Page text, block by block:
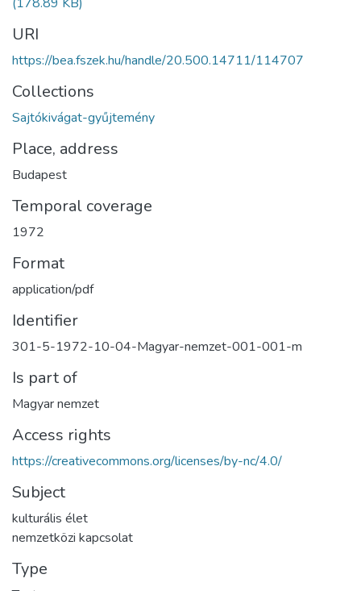
URI
https://bea.fszek.hu/handle/20.500.14711/114707
Collections
Sajtókivágat-gyűjtemény
Place, address
Budapest
Temporal coverage
1972
Format
application/pdf
Identifier
301-5-1972-10-04-Magyar-nemzet-001-001-m
Is part of
Magyar nemzet
Access rights
https://creativecommons.org/licenses/by-nc/4.0/
Subject
kulturális élet
nemzetközi kapcsolat
Type